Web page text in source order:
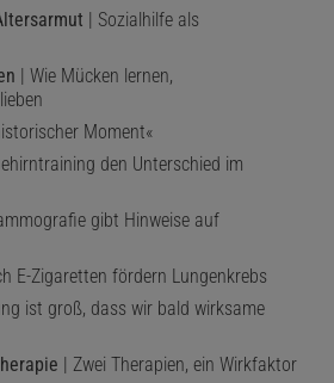
| Sozialhilfe als
| Wie Mücken lernen,
Moment«
den Unterschied im
gibt Hinweise auf
E-Zigaretten fördern Lungenkrebs
ist groß, dass wir bald wirksame
| Zwei Therapien, ein Wirkfaktor